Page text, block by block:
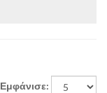
Εμφάνισε: